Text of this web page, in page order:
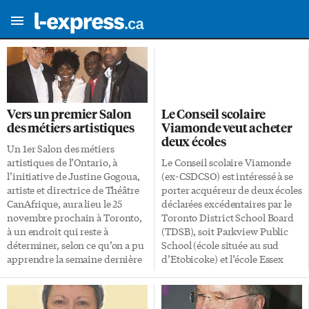
Vers un premier Salon
des métiers artistiques
Un 1er Salon des métiers
artistiques de l’Ontario, à
l’initiative de Justine Gogoua,
artiste et directrice de Théâtre
CanAfrique, aura lieu le 25
novembre prochain à Toronto,
à un endroit qui reste à
déterminer, selon ce qu’on a pu
apprendre la semaine dernière
démarches devant mener à la
réalisation du projet, en
Le Conseil scolaire
Viamonde veut acheter
deux écoles
Le Conseil scolaire Viamonde
(ex-CSDCSO) est intéressé à se
porter acquéreur de deux écoles
déclarées excédentaires par le
Toronto District School Board
(TDSB), soit Parkview Public
School (école située au sud
d’Etobicoke) et l’école Essex
intersections Ossington et
Bloor). Le Conseil est